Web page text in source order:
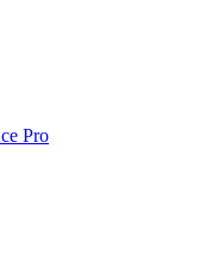
Pro